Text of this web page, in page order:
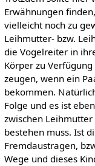
Erwähnungen
vielleicht noch zu
Leihmutter- bzw.
die Vogelreiter in
Körper zu
zeugen, wenn ein
bekommen.
Folge und es ist
zwischen
bestehen muss. Ist
Fremdaustragen,
Wege und dieses